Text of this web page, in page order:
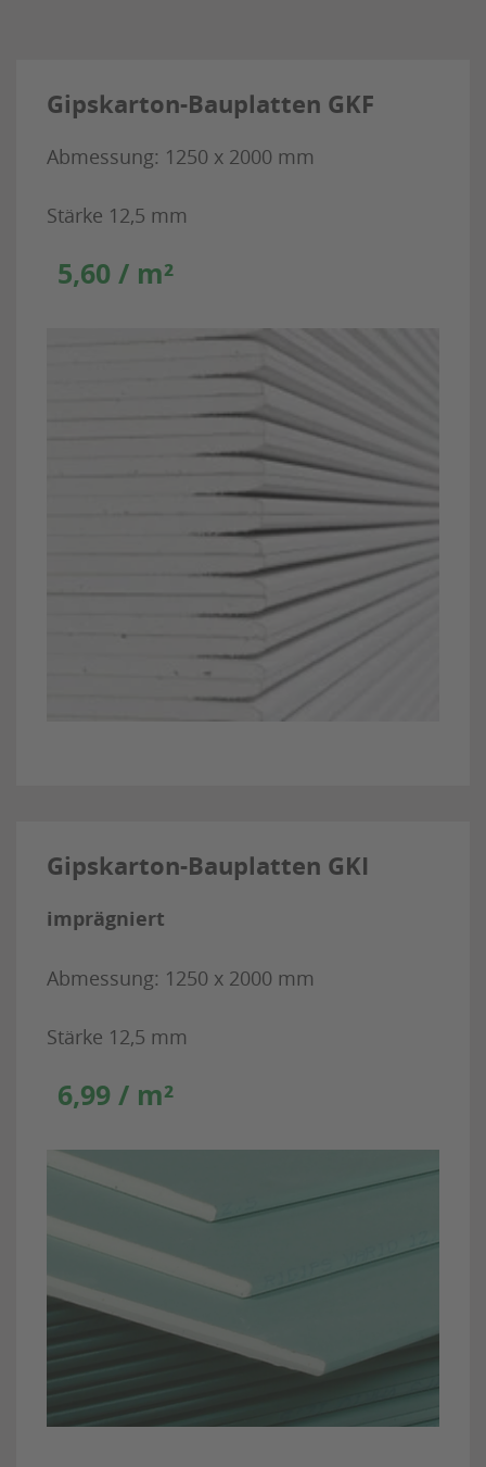
Gipskarton-Bauplatten GKF
Abmessung: 1250 x 2000 mm
Stärke 12,5 mm
5,60 / m²
Gipskarton-Bauplatten GKI
imprägniert
Abmessung: 1250 x 2000 mm
Stärke 12,5 mm
6,99 / m²